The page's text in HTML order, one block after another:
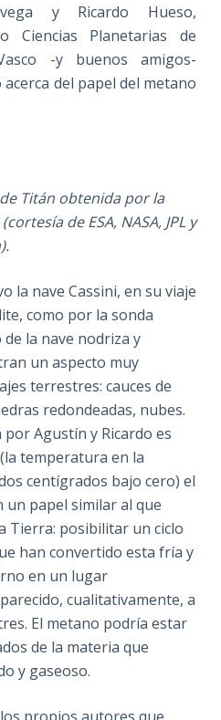
y Ricardo Hueso,
Ciencias Planetarias de
-y buenos amigos-
del papel del metano
Titán obtenida por la
deESA, NASA, JPL y
la nave Cassini, en su viaje
como por la sonda
la nave nodriza y
un aspecto muy
terrestres: cauces de
redondeadas, nubes.
Agustín y Ricardo es
temperatura en la
centígrados bajo cero) el
papel similar al que
Tierra: posibilitar un ciclo
han convertido esta fría y
en un lugar
cualitativamente, a
El metano podría estar
de la materia que
y gaseoso.